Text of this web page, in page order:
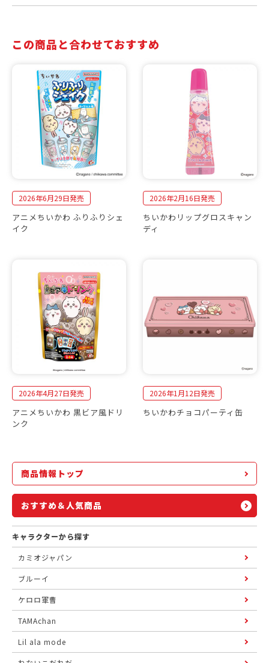
この商品と合わせておすすめ
2026年6月29日発売
アニメちいかわ ふりふりシェ
イク
2026年2月16日発売
ちいかわリップグロスキャン
ディ
2026年4月27日発売
アニメちいかわ 黒ビア風ドリ
ンク
2026年1月12日発売
ちいかわチョコパーティ缶
商品情報トップ
おすすめ＆人気商品
キャラクターから探す
カミオジャパン
ブルーイ
ケロロ軍曹
TAMAchan
Lil ala mode